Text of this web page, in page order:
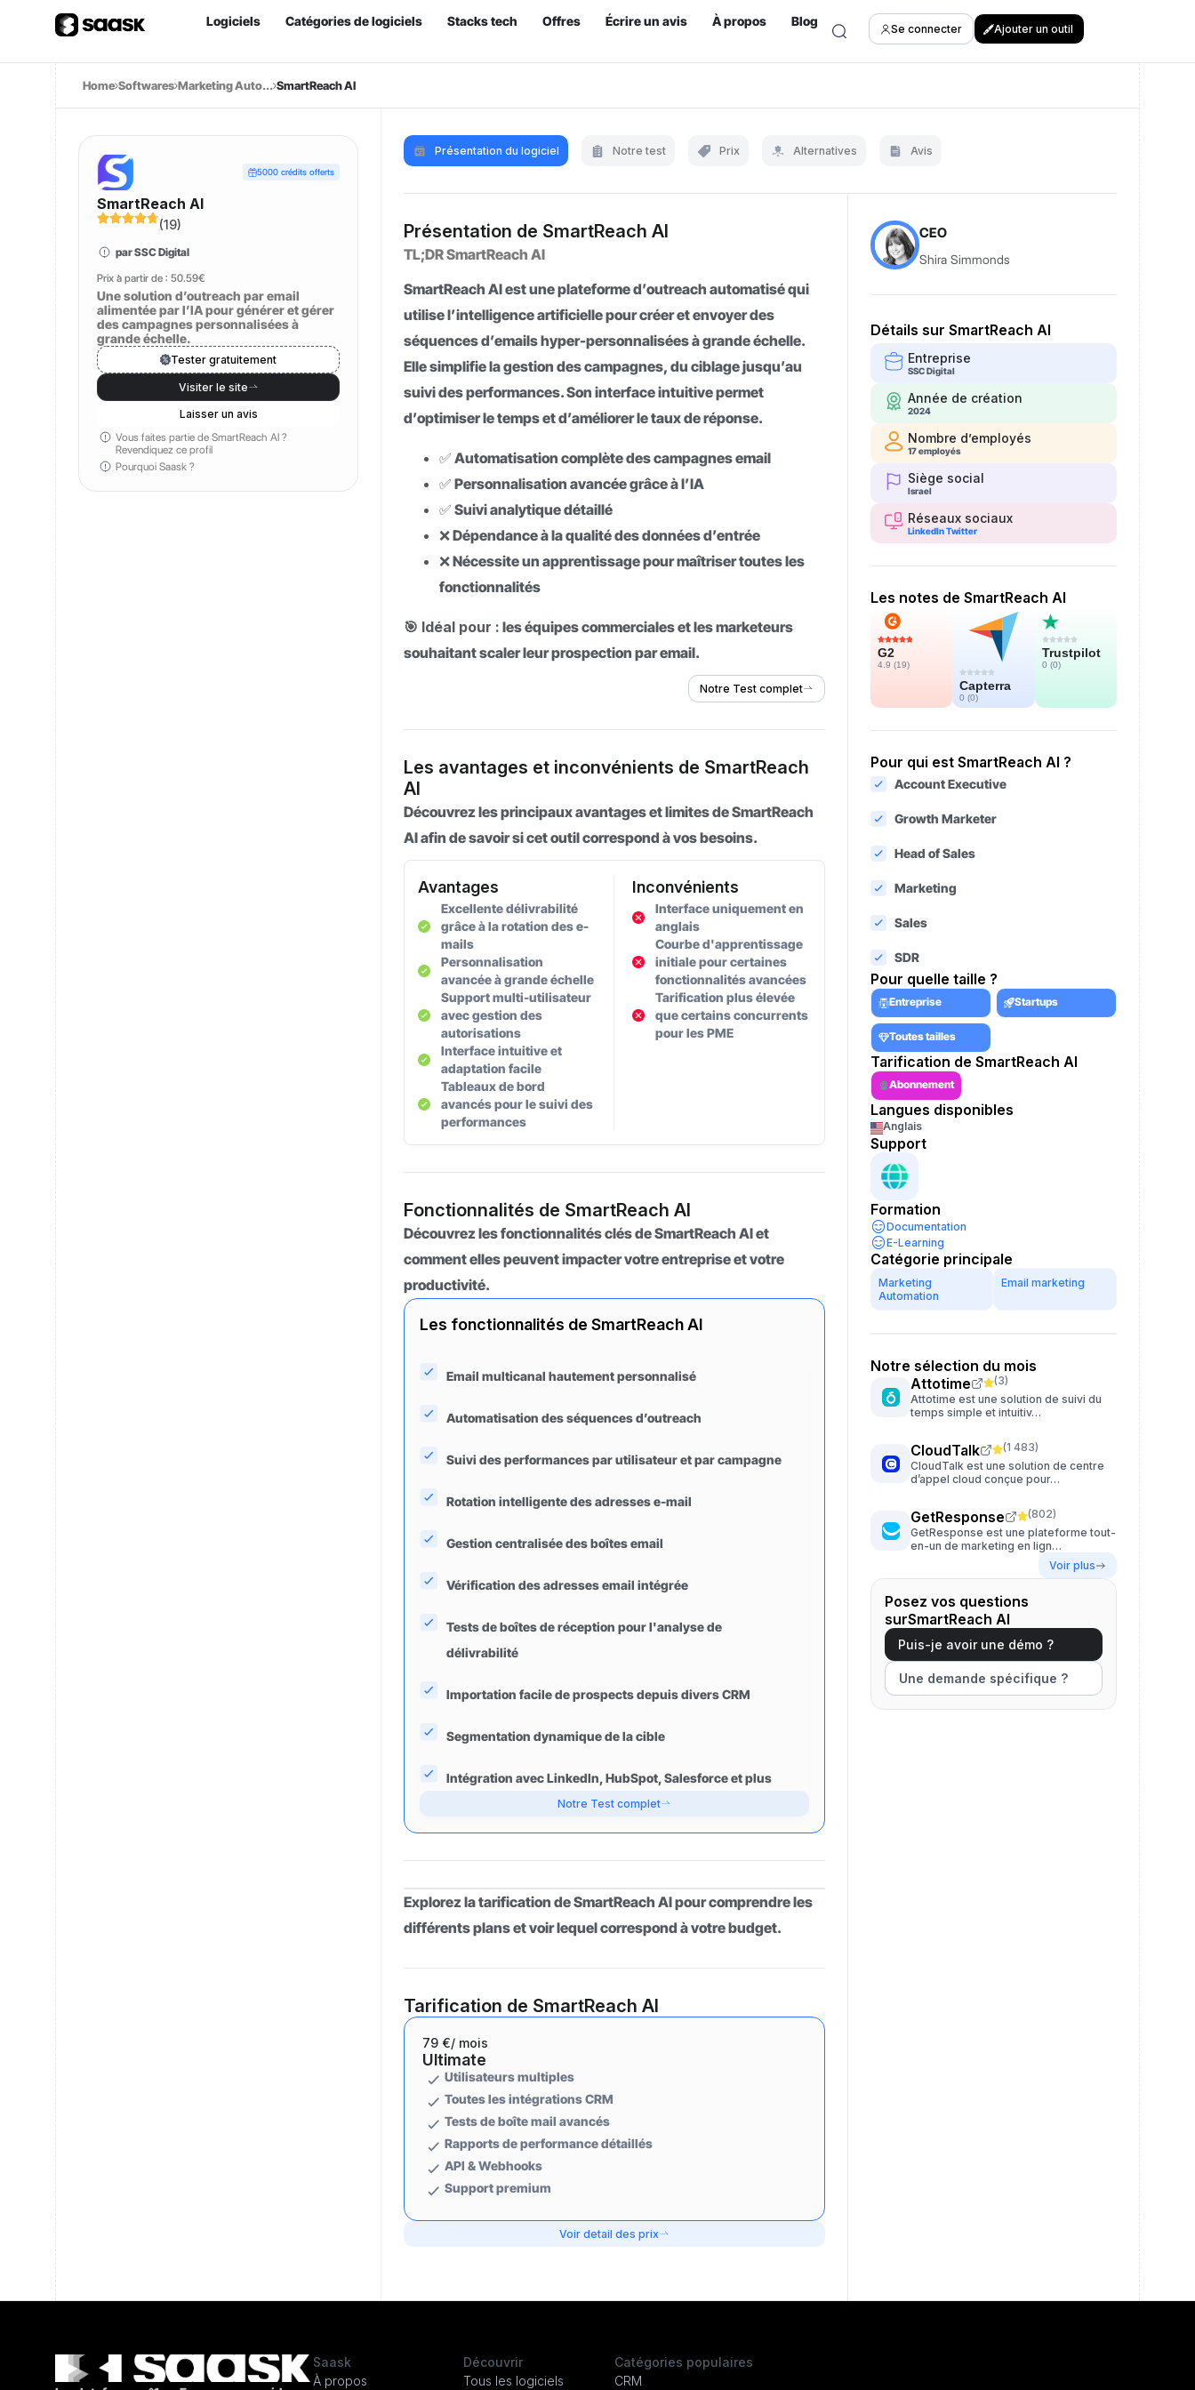
Logiciels Catégories de logiciels Stacks tech Offres Écrire un avis À propos Blog
Se connecter Ajouter un outil
Home Softwares Marketing Auto... SmartReach AI
5000 crédits offerts
SmartReach AI
(19)
par SSC Digital
Prix à partir de : 50.59€
Une solution d’outreach par email
alimentée par l’IA pour générer et gérer
des campagnes personnalisées à
grande échelle.
Tester gratuitement
Visiter le site
Laisser un avis
Vous faites partie de SmartReach AI ?
Revendiquez ce profil
Pourquoi Saask ?
Présentation du logiciel Notre test Prix Alternatives Avis
Présentation de SmartReach AI
TL;DR SmartReach AI
SmartReach AI est une plateforme d’outreach automatisé qui
utilise l’intelligence artificielle pour créer et envoyer des
séquences d’emails hyper-personnalisées à grande échelle.
Elle simplifie la gestion des campagnes, du ciblage jusqu’au
suivi des performances. Son interface intuitive permet
d’optimiser le temps et d’améliorer le taux de réponse.
✅ Automatisation complète des campagnes email
✅ Personnalisation avancée grâce à l’IA
✅ Suivi analytique détaillé
❌ Dépendance à la qualité des données d’entrée
❌ Nécessite un apprentissage pour maîtriser toutes les
fonctionnalités
🎯 Idéal pour : les équipes commerciales et les marketeurs
souhaitant scaler leur prospection par email.
Notre Test complet
Les avantages et inconvénients de SmartReach
AI
Découvrez les principaux avantages et limites de SmartReach
AI afin de savoir si cet outil correspond à vos besoins.
Avantages
Excellente délivrabilité
grâce à la rotation des e-
mails
Personnalisation
avancée à grande échelle
Support multi-utilisateur
avec gestion des
autorisations
Interface intuitive et
adaptation facile
Tableaux de bord
avancés pour le suivi des
performances
Inconvénients
Interface uniquement en
anglais
Courbe d'apprentissage
initiale pour certaines
fonctionnalités avancées
Tarification plus élevée
que certains concurrents
pour les PME
Fonctionnalités de SmartReach AI
Découvrez les fonctionnalités clés de SmartReach AI et
comment elles peuvent impacter votre entreprise et votre
productivité.
Les fonctionnalités de SmartReach AI
Email multicanal hautement personnalisé
Automatisation des séquences d’outreach
Suivi des performances par utilisateur et par campagne
Rotation intelligente des adresses e-mail
Gestion centralisée des boîtes email
Vérification des adresses email intégrée
Tests de boîtes de réception pour l'analyse de
délivrabilité
Importation facile de prospects depuis divers CRM
Segmentation dynamique de la cible
Intégration avec LinkedIn, HubSpot, Salesforce et plus
Notre Test complet
Explorez la tarification de SmartReach AI pour comprendre les
différents plans et voir lequel correspond à votre budget.
Tarification de SmartReach AI
79 €/ mois
Ultimate
Utilisateurs multiples
Toutes les intégrations CRM
Tests de boîte mail avancés
Rapports de performance détaillés
API & Webhooks
Support premium
Voir detail des prix
CEO
Shira Simmonds
Détails sur SmartReach AI
Entreprise
SSC Digital
Année de création
2024
Nombre d’employés
17 employés
Siège social
Israel
Réseaux sociaux
LinkedInTwitter
Les notes de SmartReach AI
G2
4.9 (19)
Capterra
0 (0)
Trustpilot
0 (0)
Pour qui est SmartReach AI ?
Account Executive
Growth Marketer
Head of Sales
Marketing
Sales
SDR
Pour quelle taille ?
Entreprise Startups
Toutes tailles
Tarification de SmartReach AI
Abonnement
Langues disponibles
Anglais
Support
Formation
Documentation
E-Learning
Catégorie principale
Marketing
Automation
Email marketing
Notre sélection du mois
Attotime
(3)
Attotime est une solution de suivi du
temps simple et intuitiv…
CloudTalk (1 483)
CloudTalk est une solution de centre
d’appel cloud conçue pour…
GetResponse (802)
GetResponse est une plateforme tout-
en-un de marketing en lign…
Voir plus
Posez vos questions
surSmartReach AI
Puis-je avoir une démo ?
Une demande spécifique ?
Saask
À propos
Découvrir
Tous les logiciels
Catégories populaires
CRM